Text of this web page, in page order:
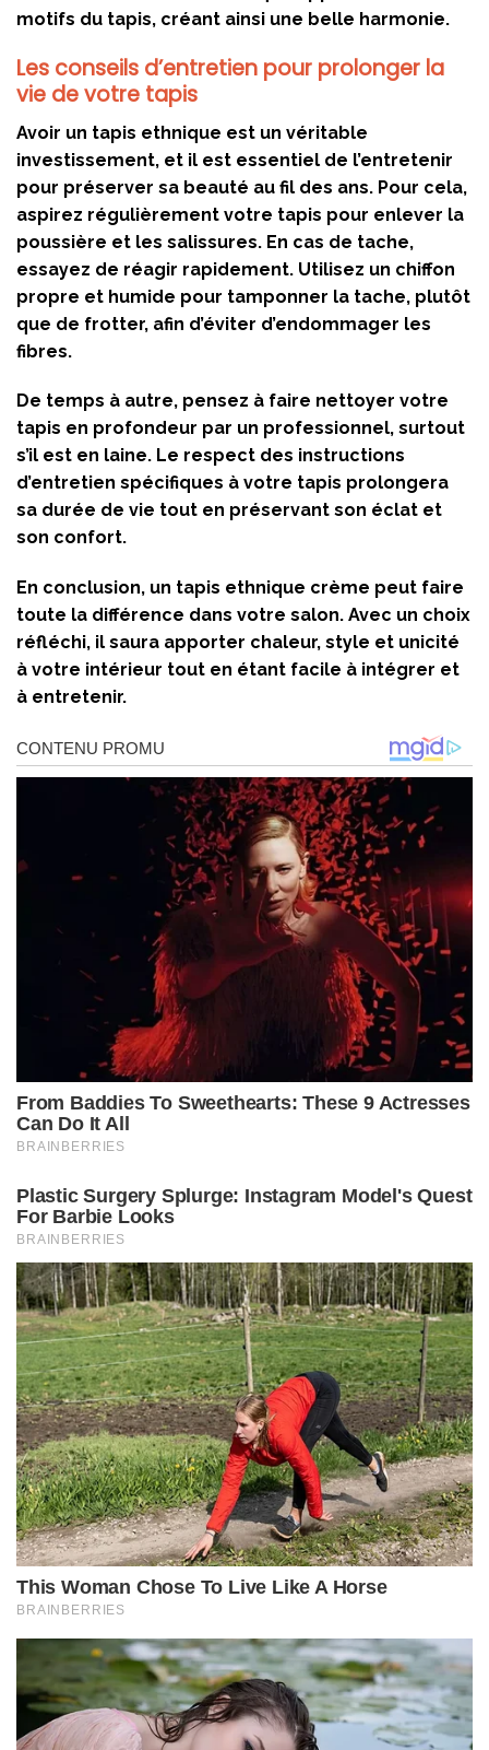
motifs du tapis, créant ainsi une belle harmonie.
Les conseils d’entretien pour prolonger la
vie de votre tapis
Avoir un tapis ethnique est un véritable
investissement, et il est essentiel de l’entretenir
pour préserver sa beauté au fil des ans. Pour cela,
aspirez régulièrement votre tapis pour enlever la
poussière et les salissures. En cas de tache,
essayez de réagir rapidement. Utilisez un chiffon
propre et humide pour tamponner la tache, plutôt
que de frotter, afin d’éviter d’endommager les
fibres.
De temps à autre, pensez à faire nettoyer votre
tapis en profondeur par un professionnel, surtout
s’il est en laine. Le respect des instructions
d’entretien spécifiques à votre tapis prolongera
sa durée de vie tout en préservant son éclat et
son confort.
En conclusion, un tapis ethnique crème peut faire
toute la différence dans votre salon. Avec un choix
réfléchi, il saura apporter chaleur, style et unicité
à votre intérieur tout en étant facile à intégrer et
à entretenir.